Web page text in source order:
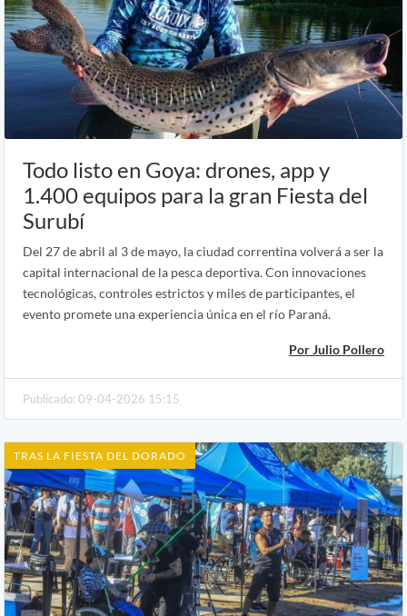
Todo listo en Goya: drones, app y
1.400 equipos para la gran Fiesta del
Surubí
Del 27 de abril al 3 de mayo, la ciudad correntina volverá a ser la
capital internacional de la pesca deportiva. Con innovaciones
tecnológicas, controles estrictos y miles de participantes, el
evento promete una experiencia única en el río Paraná.
Por Julio Pollero
Publicado: 09-04-2026 15:15
TRAS LA FIESTA DEL DORADO